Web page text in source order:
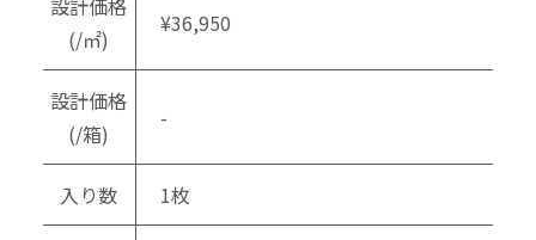
設計価格
(/㎡)
¥36,950
設計価格
(/箱)
-
入り数 1枚